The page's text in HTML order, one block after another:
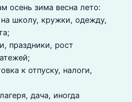
осень зима весна лето:
школу, кружки, одежду,
праздники, рост
к отпуску, налоги,
дача, иногда